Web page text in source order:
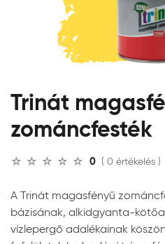
Trinát
zománcfesték
0 ( 0 értékelés )
A Trinát magasfényű
bázisának, alkidgyanta-
vízlepergő adalékainak